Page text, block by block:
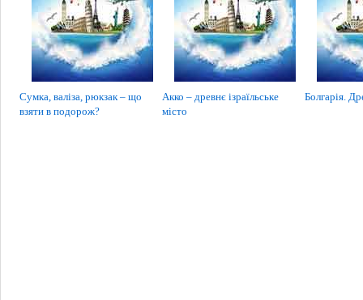
Сумка, валіза, рюкзак – що
взяти в подорож?
Акко – древнє ізраїльське
місто
Болгарія.